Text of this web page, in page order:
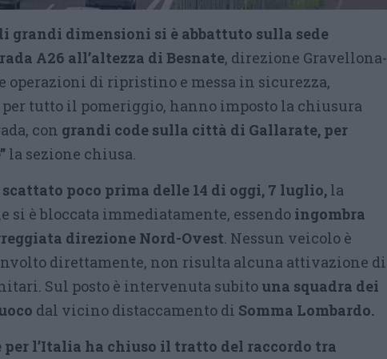
grandi dimensioni si è abbattuto sulla sede
A26 all’altezza di Besnate, direzione Gravellona-
operazioni di ripristino e messa in sicurezza,
tutto il pomeriggio, hanno imposto la chiusura
con grandi code sulla città di Gallarate, per
la sezione chiusa.
scattato poco prima delle 14 di oggi, 7 luglio, la
si è bloccata immediatamente, essendo ingombra
direzione Nord-Ovest. Nessun veicolo è
direttamente, non risulta alcuna attivazione di
Sul posto è intervenuta subito una squadra dei
dal vicino distaccamento di Somma Lombardo.
per l’Italia ha chiuso il tratto del raccordo tra